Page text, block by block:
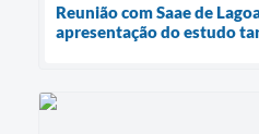
Reunião com Saae de
apresentação do estudo